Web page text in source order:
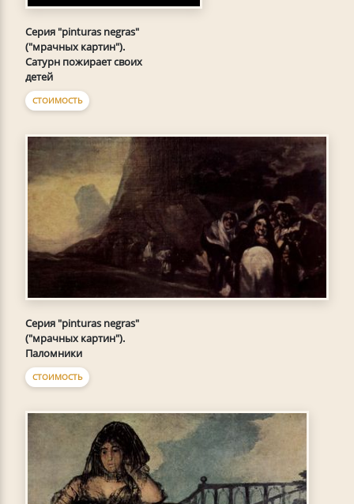
Серия "pinturas negras"
("мрачных картин").
Сатурн пожирает своих
детей
СТОИМОСТЬ
Серия "pinturas negras"
("мрачных картин").
Паломники
СТОИМОСТЬ